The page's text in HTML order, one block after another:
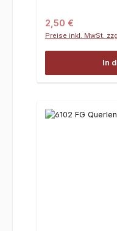
Regulärer Preis:
2,50 €
Preise inkl. MwSt.
In